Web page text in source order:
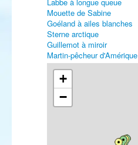
Mouette de Sabine
Goéland à ailes blanches
Sterne arctique
Guillemot à miroir
Martin-pêcheur d'Amérique
Robin à flancs roux
Locustelle luscinioïde
Fauvette épervière
Pouillot de Hume
Pouillot de Schwarz
+
−